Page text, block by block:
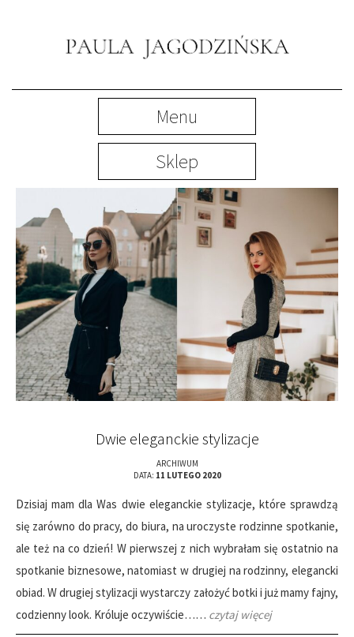
Menu
Sklep
Dwie eleganckie stylizacje
ARCHIWUM
DATA: 11 LUTEGO 2020
Dzisiaj mam dla Was dwie eleganckie stylizacje, które sprawdzą
się zarówno do pracy, do biura, na uroczyste rodzinne spotkanie,
ale też na co dzień! W pierwszej z nich wybrałam się ostatnio na
spotkanie biznesowe, natomiast w drugiej na rodzinny, elegancki
obiad. W drugiej stylizacji wystarczy założyć botki i już mamy fajny,
codzienny look. Króluje oczywiście…… czytaj więcej